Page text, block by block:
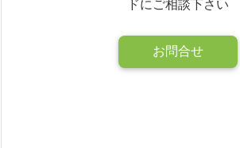
ドにご相談下さい
お問合せ